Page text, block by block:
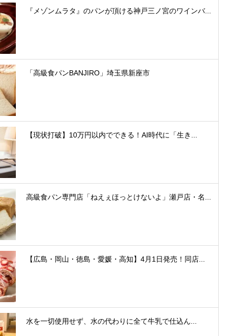
『メゾンムラタ』のパンが頂ける神戸三ノ宮のワインバ...
「高級食パンBANJIRO」埼玉県新座市
【現状打破】10万円以内でできる！AI時代に「生き...
高級食パン専門店「ねえぇほっとけないよ」瀬戸店・名...
【広島・岡山・徳島・愛媛・高知】4月1日発売！同店...
水を一切使用せず、水の代わりに全て牛乳で仕込ん...